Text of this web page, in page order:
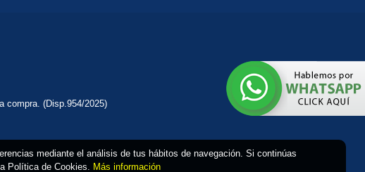
compra. (Disp.954/2025)
mediante el análisis de tus hábitos de navegación. Si continúas
Política de Cookies.
Más información